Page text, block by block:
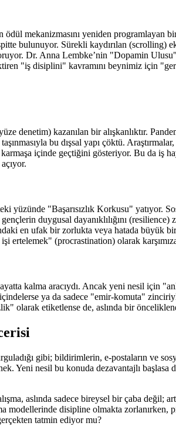
ödül mekanizmasını yeniden
bulunuyor. Sürekli kaydırılan (scrolling)
Dr. Anna Lembke’nin "Dopamin
"iş disiplini" kavramını beynimiz için
denetim) kazanılan bir alışkanlıktır.
bu dışsal yapı çöktü.
içinde geçtiğini gösteriyor. Bu da iş
yüzünde "Başarısızlık Korkusu" yatıyor.
duygusal dayanıklılığını (resilience)
en ufak bir zorlukta veya hatada büyük
ertelemek" (procrastination) olarak
kalma aracıydı. Ancak yeni nesil için
ya da sadece "emir-komuta"
olarak etiketlense de, aslında bir
gibi; bildirimlerin, e-postaların ve
Yeni nesil bu konuda dezavantajlı başlasa
aslında sadece bireysel bir çaba değil;
modellerinde disipline olmakta zorlanırken,
tatmin ediyor mu?